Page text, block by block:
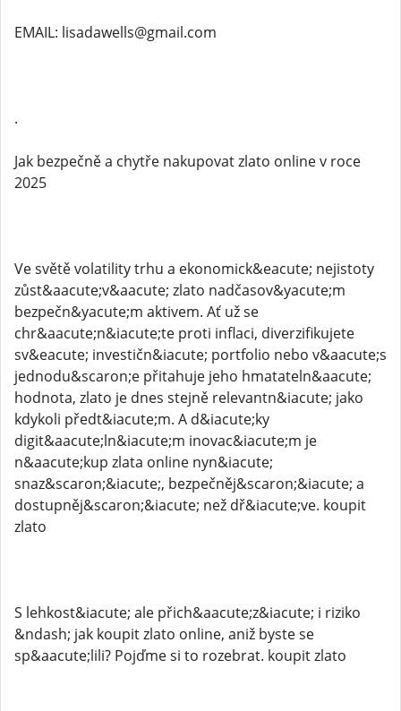
EMAIL: lisadawells@gmail.com
.
Jak bezpečně a chytře nakupovat zlato online v roce
2025
Ve světě volatility trhu a ekonomick&eacute; nejistoty
zůst&aacute;v&aacute; zlato nadčasov&yacute;m
bezpečn&yacute;m aktivem. Ať už se
chr&aacute;n&iacute;te proti inflaci, diverzifikujete
sv&eacute; investičn&iacute; portfolio nebo v&aacute;s
jednodu&scaron;e přitahuje jeho hmatateln&aacute;
hodnota, zlato je dnes stejně relevantn&iacute; jako
kdykoli předt&iacute;m. A d&iacute;ky
digit&aacute;ln&iacute;m inovac&iacute;m je
n&aacute;kup zlata online nyn&iacute;
snaz&scaron;&iacute;, bezpečněj&scaron;&iacute; a
dostupněj&scaron;&iacute; než dř&iacute;ve. koupit
zlato
S lehkost&iacute; ale přich&aacute;z&iacute; i riziko
&ndash; jak koupit zlato online, aniž byste se
sp&aacute;lili? Pojďme si to rozebrat. koupit zlato